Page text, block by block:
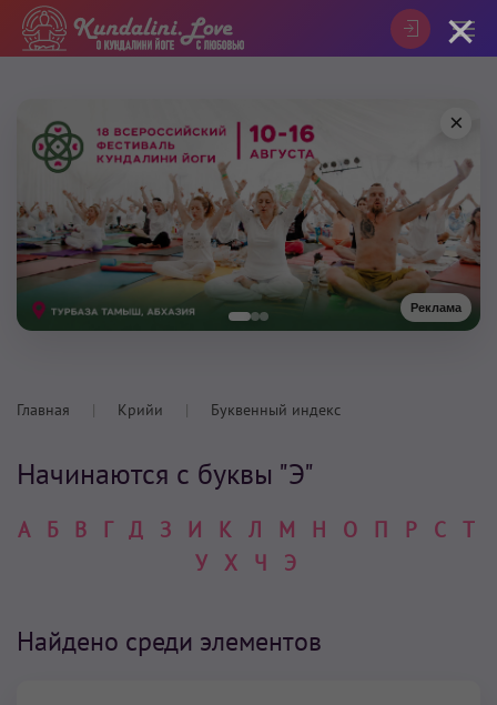
Реклама
×
Главная Крийи Буквенный индекс
Начинаются с буквы "Э"
А Б В Г Д З И К Л М Н О П Р С Т
У Х Ч Э
Найдено среди элементов
×